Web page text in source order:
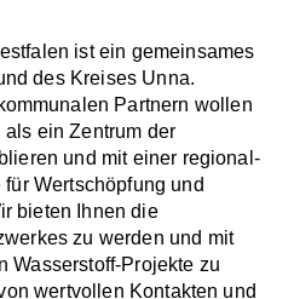
ist ein gemeinsames
des Kreises Unna.
Partnern wollen
ein Zentrum der
und mit einer regional-
Wertschöpfung und
bieten Ihnen die
zu werden und mit
Wasserstoff-Projekte zu
wertvollen Kontakten und